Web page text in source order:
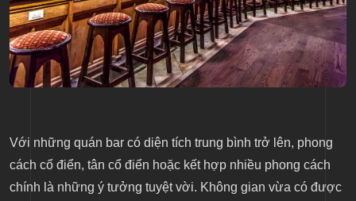
Với những quán bar có diện tích trung bình trở lên, phong
cách cổ điển, tân cổ điển hoặc kết hợp nhiều phong cách
chính là những ý tưởng tuyệt vời. Không gian vừa có được